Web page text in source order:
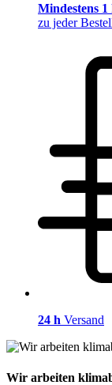
Mindestens 1
zu jeder
24 h Versand
Wir arbeiten